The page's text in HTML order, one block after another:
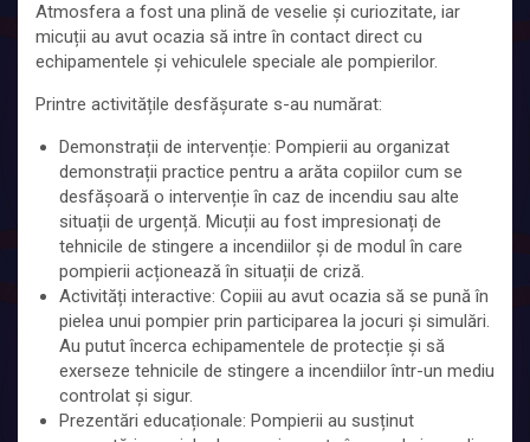
Atmosfera a fost una plină de veselie și curiozitate, iar
micuții au avut ocazia să intre în contact direct cu
echipamentele și vehiculele speciale ale pompierilor.
Printre activitățile desfășurate s-au numărat:
Demonstrații de intervenție: Pompierii au organizat
demonstrații practice pentru a arăta copiilor cum se
desfășoară o intervenție în caz de incendiu sau alte
situații de urgență. Micuții au fost impresionați de
tehnicile de stingere a incendiilor și de modul în care
pompierii acționează în situații de criză.
Activități interactive: Copiii au avut ocazia să se pună în
pielea unui pompier prin participarea la jocuri și simulări.
Au putut încerca echipamentele de protecție și să
exerseze tehnicile de stingere a incendiilor într-un mediu
controlat și sigur.
Prezentări educaționale: Pompierii au susținut